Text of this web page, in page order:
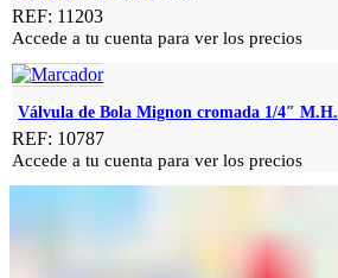
REF: 11203
Accede a tu cuenta para ver los precios
Válvula de Bola Mignon cromada 1/4″ M.H.
REF: 10787
Accede a tu cuenta para ver los precios